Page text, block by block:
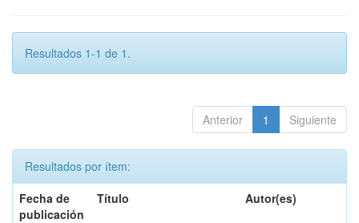
Resultados 1-1 de 1.
Anterior 1 Siguiente
Resultados por ítem:
Fecha de
publicación
Título Autor(es)